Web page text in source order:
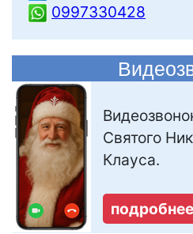
0997330428
Святого
Клауса.
подробнее